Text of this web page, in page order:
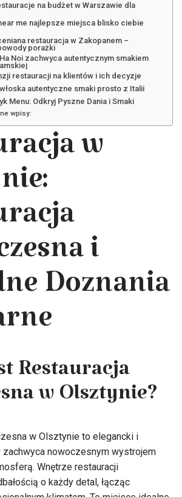
na budżet w Warszawie dla
me najlepsze miejsca blisko ciebie
restauracja w Zakopanem –
porażki
Noi zachwyca autentycznym smakiem
restauracji na klientów i ich decyzje
autentyczne smaki prosto z Italii
Menu: Odkryj Pyszne Dania i Smaki
wpisy:
w
i
Doznania
Restauracja
w Olsztynie?
w Olsztynie to elegancki i
nowoczesnym wystrojem
Wnętrze restauracji
o każdy detal, łącząc